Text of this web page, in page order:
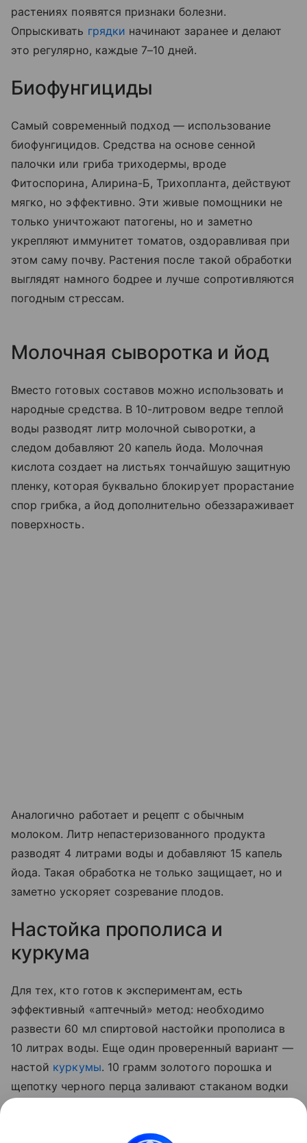
растениях появятся признаки болезни.
Опрыскивать грядки начинают заранее и делают
это регулярно, каждые 7–10 дней.
Биофунгициды
Самый современный подход — использование
биофунгицидов. Средства на основе сенной
палочки или гриба триходермы, вроде
Фитоспорина, Алирина-Б, Трихопланта, действуют
мягко, но эффективно. Эти живые помощники не
только уничтожают патогены, но и заметно
укрепляют иммунитет томатов, оздоравливая при
этом саму почву. Растения после такой обработки
выглядят намного бодрее и лучше сопротивляются
погодным стрессам.
Молочная сыворотка и йод
Вместо готовых составов можно использовать и
народные средства. В 10-литровом ведре теплой
воды разводят литр молочной сыворотки, а
следом добавляют 20 капель йода. Молочная
кислота создает на листьях тончайшую защитную
пленку, которая буквально блокирует прорастание
спор грибка, а йод дополнительно обеззараживает
поверхность.
Аналогично работает и рецепт с обычным
молоком. Литр непастеризованного продукта
разводят 4 литрами воды и добавляют 15 капель
йода. Такая обработка не только защищает, но и
заметно ускоряет созревание плодов.
Настойка прополиса и
куркума
Для тех, кто готов к экспериментам, есть
эффективный «аптечный» метод: необходимо
развести 60 мл спиртовой настойки прополиса в
10 литрах воды. Еще один проверенный вариант —
настой куркумы. 10 грамм золотого порошка и
щепотку черного перца заливают стаканом водки